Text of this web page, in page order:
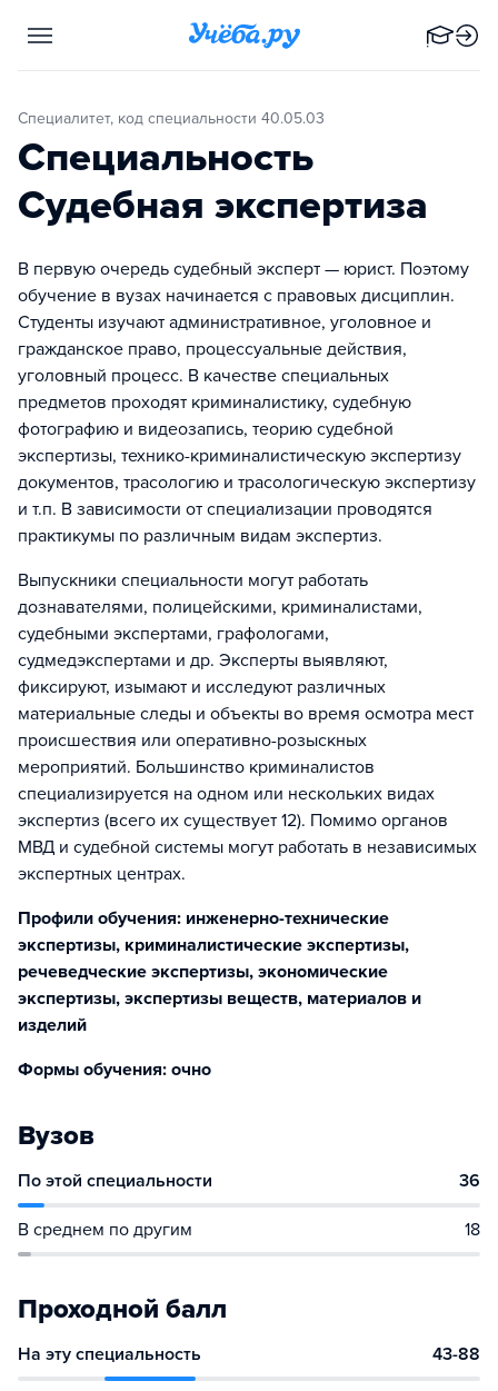
Специалитет, код специальности 40.05.03
Специальность
Судебная экспертиза
В первую очередь судебный эксперт — юрист. Поэтому
обучение в вузах начинается с правовых дисциплин.
Студенты изучают административное, уголовное и
гражданское право, процессуальные действия,
уголовный процесс. В качестве специальных
предметов проходят криминалистику, судебную
фотографию и видеозапись, теорию судебной
экспертизы, технико-криминалистическую экспертизу
документов, трасологию и трасологическую экспертизу
и т.п. В зависимости от специализации проводятся
практикумы по различным видам экспертиз.
Выпускники специальности могут работать
дознавателями, полицейскими, криминалистами,
судебными экспертами, графологами,
судмедэкспертами и др. Эксперты выявляют,
фиксируют, изымают и исследуют различных
материальные следы и объекты во время осмотра мест
происшествия или оперативно-розыскных
мероприятий. Большинство криминалистов
специализируется на одном или нескольких видах
экспертиз (всего их существует 12). Помимо органов
МВД и судебной системы могут работать в независимых
экспертных центрах.
Профили обучения: инженерно-технические
экспертизы, криминалистические экспертизы,
речеведческие экспертизы, экономические
экспертизы, экспертизы веществ, материалов и
изделий
Формы обучения: очно
Вузов
По этой специальности 36
В среднем по другим 18
Проходной балл
На эту специальность 43-88